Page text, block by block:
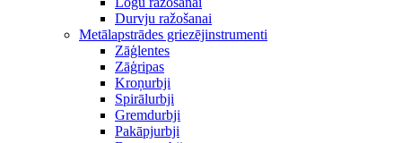
Durvju ražošanai
Metālapstrādes griezējinstrumenti
Zāģlentes
Zāģripas
Kroņurbji
Spirālurbji
Gremdurbji
Pakāpjurbji